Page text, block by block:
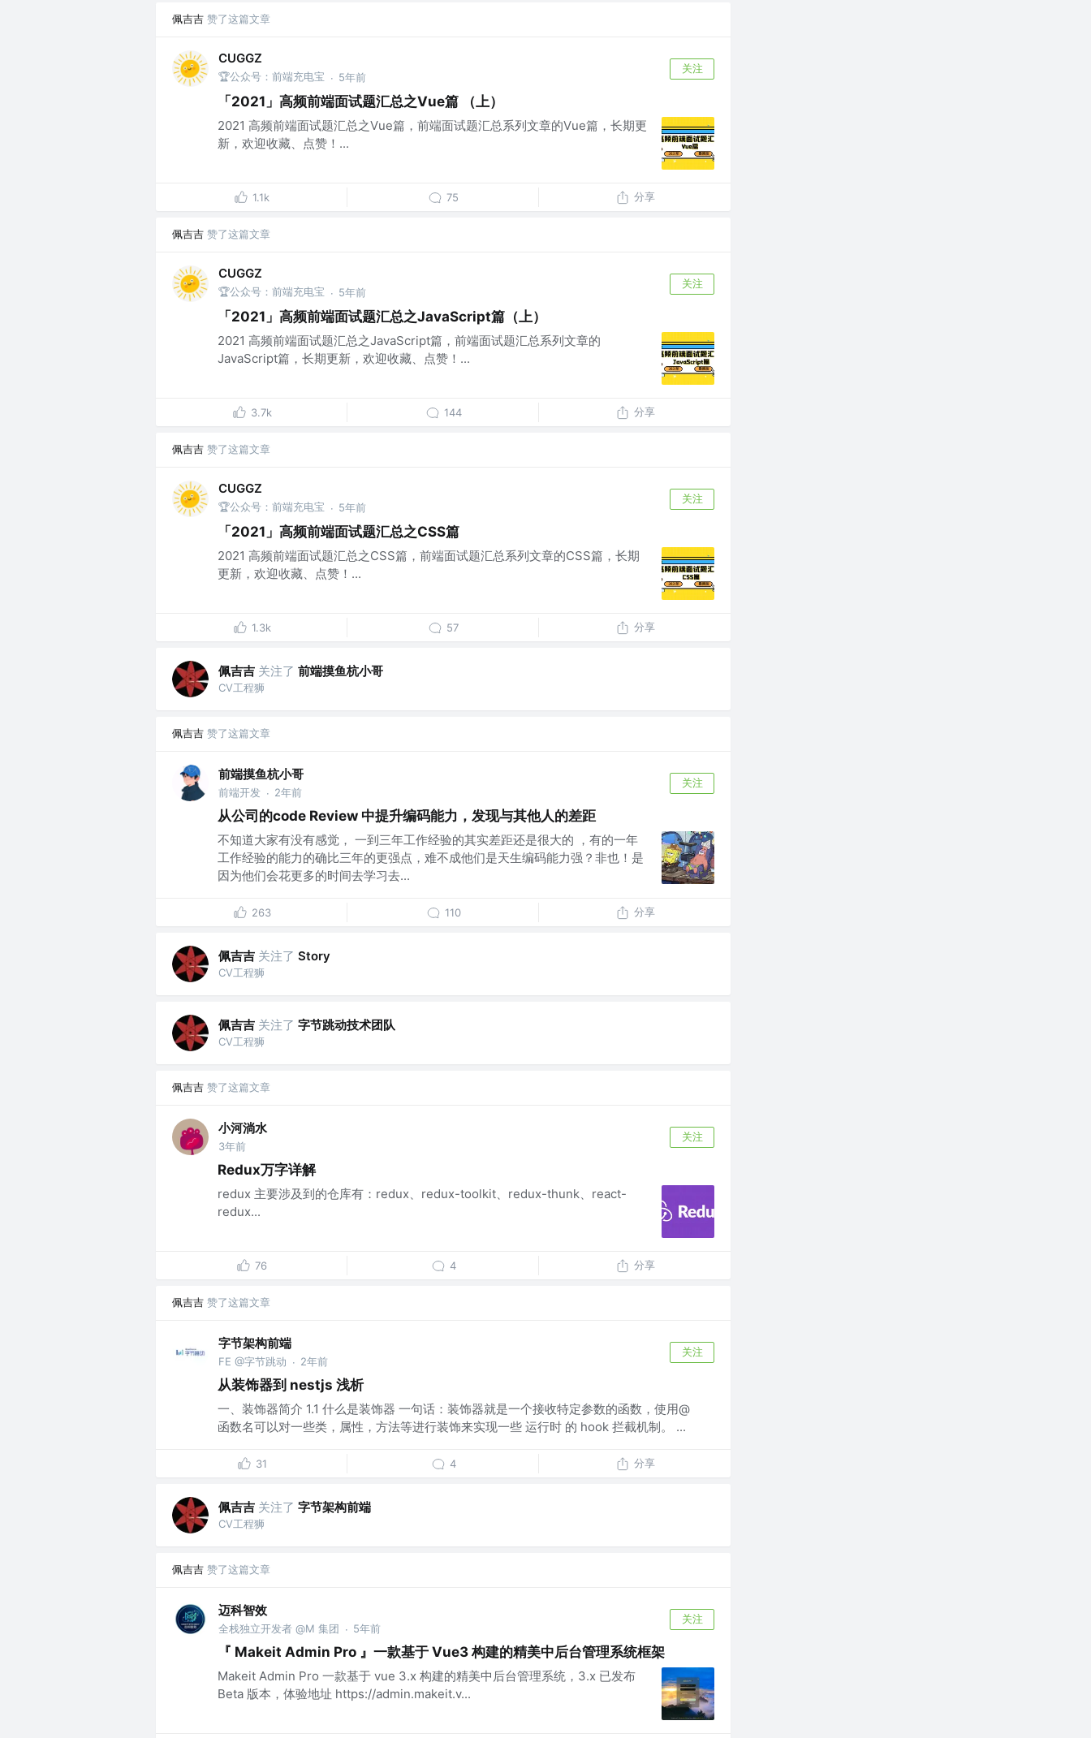
佩吉吉 赞了这篇文章
CUGGZ
🏆公众号：前端充电宝 · 5年前
关注
「2021」高频前端面试题汇总之Vue篇 （上）
2021 高频前端面试题汇总之Vue篇，前端面试题汇总系列文章的Vue篇，长期更
新，欢迎收藏、点赞！...
1.1k 75 分享
佩吉吉 赞了这篇文章
CUGGZ
🏆公众号：前端充电宝 · 5年前
关注
「2021」高频前端面试题汇总之JavaScript篇（上）
2021 高频前端面试题汇总之JavaScript篇，前端面试题汇总系列文章的
JavaScript篇，长期更新，欢迎收藏、点赞！...
3.7k 144 分享
佩吉吉 赞了这篇文章
CUGGZ
🏆公众号：前端充电宝 · 5年前
关注
「2021」高频前端面试题汇总之CSS篇
2021 高频前端面试题汇总之CSS篇，前端面试题汇总系列文章的CSS篇，长期
更新，欢迎收藏、点赞！...
1.3k 57 分享
佩吉吉 关注了 前端摸鱼杭小哥
CV工程狮
佩吉吉 赞了这篇文章
前端摸鱼杭小哥
前端开发 · 2年前
关注
从公司的code Review 中提升编码能力，发现与其他人的差距
不知道大家有没有感觉， 一到三年工作经验的其实差距还是很大的 ，有的一年
工作经验的能力的确比三年的更强点，难不成他们是天生编码能力强？非也！是
因为他们会花更多的时间去学习去...
263 110 分享
佩吉吉 关注了 Story
CV工程狮
佩吉吉 关注了 字节跳动技术团队
CV工程狮
佩吉吉 赞了这篇文章
小河淌水
3年前
关注
Redux万字详解
redux 主要涉及到的仓库有：redux、redux-toolkit、redux-thunk、react-
redux...
76 4 分享
佩吉吉 赞了这篇文章
字节架构前端
FE @字节跳动 · 2年前
关注
从装饰器到 nestjs 浅析
一、装饰器简介 1.1 什么是装饰器 一句话：装饰器就是一个接收特定参数的函数，使用@
函数名可以对一些类，属性，方法等进行装饰来实现一些 运行时 的 hook 拦截机制。 ...
31 4 分享
佩吉吉 关注了 字节架构前端
CV工程狮
佩吉吉 赞了这篇文章
迈科智效
全栈独立开发者 @M 集团 · 5年前
关注
『 Makeit Admin Pro 』一款基于 Vue3 构建的精美中后台管理系统框架
Makeit Admin Pro 一款基于 vue 3.x 构建的精美中后台管理系统，3.x 已发布
Beta 版本，体验地址 https://admin.makeit.v...